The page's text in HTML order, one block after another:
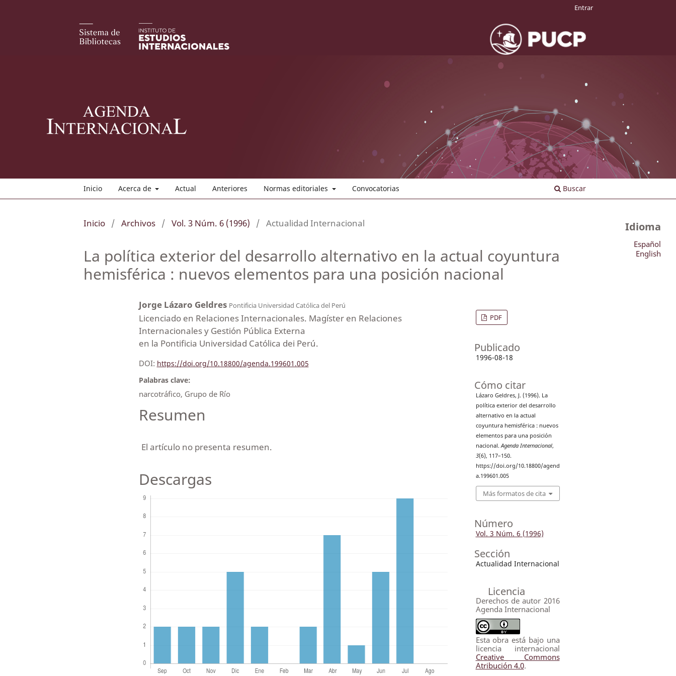
Inicio Acerca de Actual Anteriores Normas editoriales Convocatorias Buscar
Entrar
Inicio / Archivos / Vol. 3 Núm. 6 (1996) / Actualidad Internacional
La política exterior del desarrollo alternativo en la actual coyuntura
hemisférica : nuevos elementos para una posición nacional
Jorge Lázaro Geldres Pontificia Universidad Católica del Perú
Licenciado en Relaciones Internacionales. Magíster en Relaciones
Internacionales y Gestión Pública Externa
en la Pontificia Universidad Católica dei Perú.
DOI: https://doi.org/10.18800/agenda.199601.005
Palabras clave:
narcotráfico, Grupo de Río
Resumen
El artículo no presenta resumen.
Descargas
PDF
Publicado
1996-08-18
Cómo citar
Lázaro Geldres, J. (1996). La
política exterior del desarrollo
alternativo en la actual
coyuntura hemisférica : nuevos
elementos para una posición
nacional.Agenda Internacional,
3(6), 117–150.
https://doi.org/10.18800/agend
a.199601.005
Más formatos de cita
Número
Vol. 3 Núm. 6 (1996)
Sección
Actualidad Internacional
Licencia
Derechos de autor 2016
Agenda Internacional
Esta obra está bajo una
licencia internacional
Creative Commons
Atribución 4.0.
Idioma
Español
English